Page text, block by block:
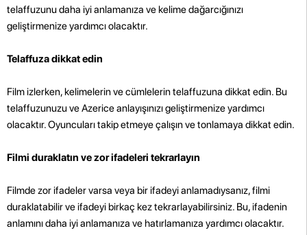
telaffuzunu daha iyi anlamanıza ve kelime dağarcığınızı
geliştirmenize yardımcı olacaktır.
Telaffuza dikkat edin
Film izlerken, kelimelerin ve cümlelerin telaffuzuna dikkat edin. Bu
telaffuzunuzu ve Azerice anlayışınızı geliştirmenize yardımcı
olacaktır. Oyuncuları takip etmeye çalışın ve tonlamaya dikkat edin.
Filmi duraklatın ve zor ifadeleri tekrarlayın
Filmde zor ifadeler varsa veya bir ifadeyi anlamadıysanız, filmi
duraklatabilir ve ifadeyi birkaç kez tekrarlayabilirsiniz. Bu, ifadenin
anlamını daha iyi anlamanıza ve hatırlamanıza yardımcı olacaktır.